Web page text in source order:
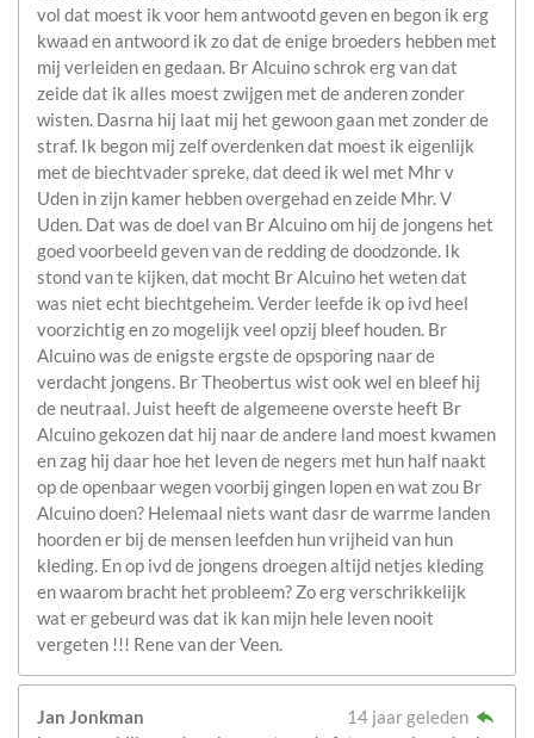
vol dat moest ik voor hem antwootd geven en begon ik erg
kwaad en antwoord ik zo dat de enige broeders hebben met
mij verleiden en gedaan. Br Alcuino schrok erg van dat
zeide dat ik alles moest zwijgen met de anderen zonder
wisten. Dasrna hij laat mij het gewoon gaan met zonder de
straf. Ik begon mij zelf overdenken dat moest ik eigenlijk
met de biechtvader spreke, dat deed ik wel met Mhr v
Uden in zijn kamer hebben overgehad en zeide Mhr. V
Uden. Dat was de doel van Br Alcuino om hij de jongens het
goed voorbeeld geven van de redding de doodzonde. Ik
stond van te kijken, dat mocht Br Alcuino het weten dat
was niet echt biechtgeheim. Verder leefde ik op ivd heel
voorzichtig en zo mogelijk veel opzij bleef houden. Br
Alcuino was de enigste ergste de opsporing naar de
verdacht jongens. Br Theobertus wist ook wel en bleef hij
de neutraal. Juist heeft de algemeene overste heeft Br
Alcuino gekozen dat hij naar de andere land moest kwamen
en zag hij daar hoe het leven de negers met hun half naakt
op de openbaar wegen voorbij gingen lopen en wat zou Br
Alcuino doen? Helemaal niets want dasr de warrme landen
hoorden er bij de mensen leefden hun vrijheid van hun
kleding. En op ivd de jongens droegen altijd netjes kleding
en waarom bracht het probleem? Zo erg verschrikkelijk
wat er gebeurd was dat ik kan mijn hele leven nooit
vergeten !!! Rene van der Veen.
Jan Jonkman
14 jaar geleden